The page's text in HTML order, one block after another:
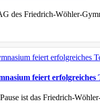
des
feiert erfolgreiches
ist das